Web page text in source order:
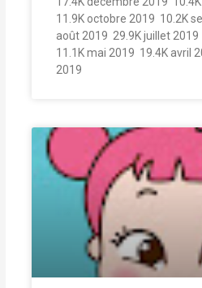
11.9K octobre 2019  10.2K
août 2019  29.9K juillet 2019
11.1K mai 2019  19.4K avril
2019 